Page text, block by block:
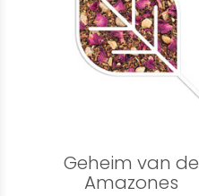
Geheim van de
Amazones